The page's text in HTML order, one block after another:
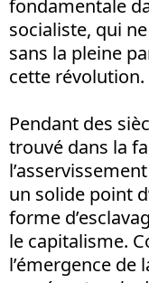
fondamentale
socialiste, qui
sans la pleine
cette révolution.
Pendant des
trouvé dans la
un solide point
forme
le capitalisme.
l’émergence